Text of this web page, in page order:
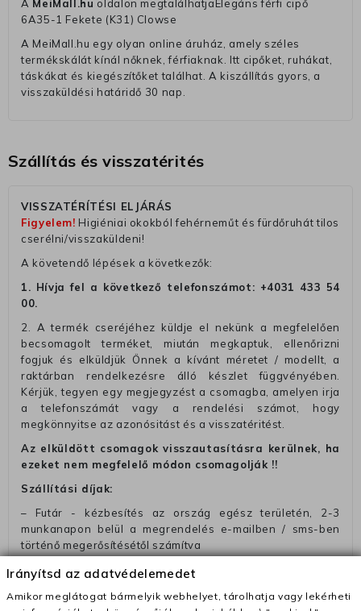
A MeiMall.hu oldalon megtalálhatjaElegáns férfi cipő
6A35-1 Fekete (K31) Clowse
A MeiMall.hu egy olyan online áruház, amely széles
termékskálát kínál nőknek, férfiaknak. Itt cipőket, ruhákat,
táskákat és kiegészítőket találhat. A kiszállítás gyors, a
visszaküldési határidő 30 nap.
Szállítás és visszatérités
VISSZATÉRÍTÉSI ELJÁRÁS
Figyelem! Higiéniai okokból fehérneműt és fürdőruhát tilos
cserélni/visszaküldeni!
A követendő lépések a következők:
1. Hívja fel a következő telefonszámot: +4031 433 54
00.
2. A termék cseréjéhez küldje el nekünk a megfelelően
becsomagolt terméket, miután megkaptuk, ellenőrizni
fogjuk és elküldjük Önnek a kívánt méretet / modellt, a
raktárban rendelkezésre álló készlet függvényében.
Kérjük, tegyen egy megjegyzést a csomagba, amelyen irja
a telefonszámát vagy a rendelési számot, hogy
megkönnyitse az azonósitást és a visszatéritést.
Az elküldött csomagok visszautasításra kerülnek, ha
ezeket nem megfelelő módon csomagolják !!
Szállítási díjak:
– Futár - kézbesítés az ország egész területén, 2-3
munkanapon belül a megrendelés e-mailben / sms-ben
történő megerősítésétől számítva
– Szállítás 1700 Ft (+400 Ft utánvéttel)
– Ingyenes szállítás 31600 Ft feletti megrendeléseknél
Irányítsd az adatvédelemedet
Amikor meglátogat bármelyik webhelyet, tárolhatja vagy lekérheti